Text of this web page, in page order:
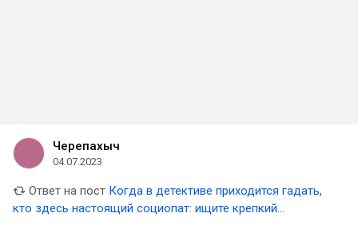
Черепахыч
04.07.2023
Ответ на пост Когда в детективе приходится гадать,
кто здесь настоящий социопат: ищите крепкий